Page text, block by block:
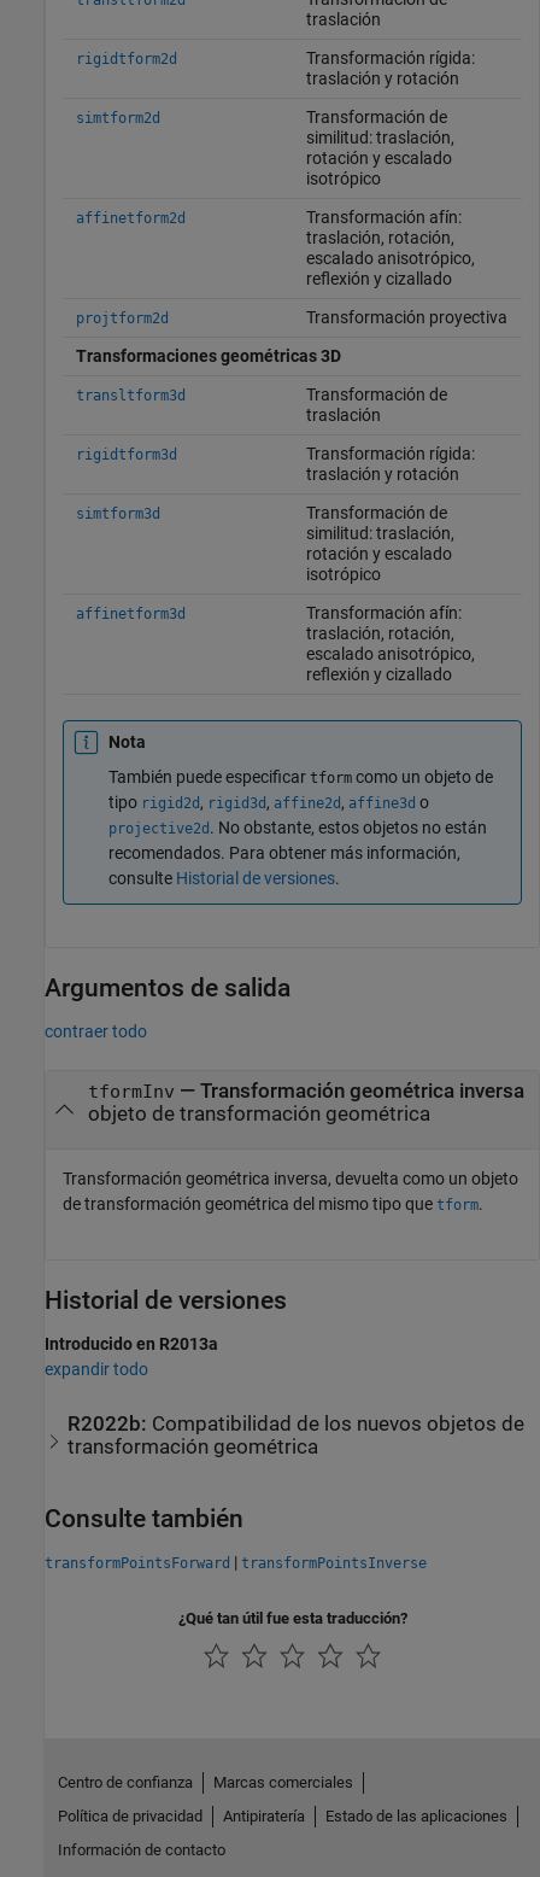
traslación
rigidtform2d
Transformación rígida:
traslación y rotación
simtform2d
Transformación de
similitud: traslación,
rotación y escalado
isotrópico
affinetform2d
Transformación afín:
traslación, rotación,
escalado anisotrópico,
reflexión y cizallado
projtform2d
Transformación proyectiva
Transformaciones geométricas 3D
transltform3d
Transformación de
traslación
rigidtform3d
Transformación rígida:
traslación y rotación
simtform3d
Transformación de
similitud: traslación,
rotación y escalado
isotrópico
affinetform3d
Transformación afín:
traslación, rotación,
escalado anisotrópico,
reflexión y cizallado
Nota
También puede especificar tform como un objeto de
tipo rigid2d , rigid3d , affine2d , affine3d o
projective2d . No obstante, estos objetos no están
recomendados. Para obtener más información,
consulte Historial de versiones.
Argumentos de salida
contraer todo
tformInv — Transformación geométrica inversa
objeto de transformación geométrica
Transformación geométrica inversa, devuelta como un objeto
de transformación geométrica del mismo tipo que tform.
Historial de versiones
Introducido en R2013a
expandir todo
R2022b: Compatibilidad de los nuevos objetos de
transformación geométrica
Consulte también
transformPointsForward | transformPointsInverse
¿Qué tan útil fue esta traducción?
Centro de confianza
Marcas comerciales
Política de privacidad
Antipiratería
Estado de las aplicaciones
Información de contacto